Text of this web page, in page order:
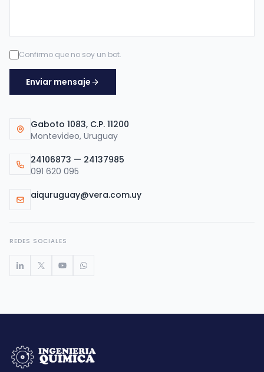
Confirmo que no soy un bot.
Enviar mensaje
Gaboto 1083, C.P. 11200
Montevideo, Uruguay
24106873 — 24137985
091 620 095
aiquruguay@vera.com.uy
REDES SOCIALES